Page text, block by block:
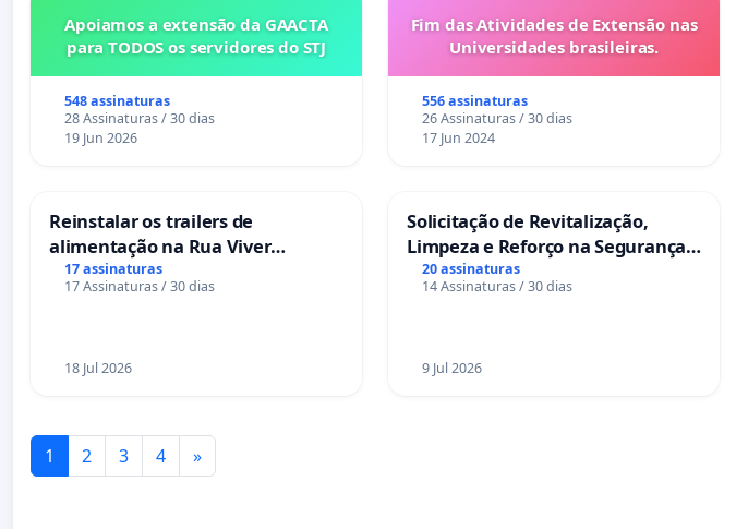
Apoiamos a extensão da GAACTA
para TODOS os servidores do STJ
548 assinaturas
28 Assinaturas / 30 dias
19 Jun 2026
Fim das Atividades de Extensão nas
Universidades brasileiras.
556 assinaturas
26 Assinaturas / 30 dias
17 Jun 2024
Reinstalar os trailers de
alimentação na Rua Viver
Salvador
17 assinaturas
17 Assinaturas / 30 dias
18 Jul 2026
Solicitação de Revitalização,
Limpeza e Reforço na Segurança
das Praças da Rua Cachoeira das
Sete Ilhas
20 assinaturas
14 Assinaturas / 30 dias
9 Jul 2026
1 2 3 4 »